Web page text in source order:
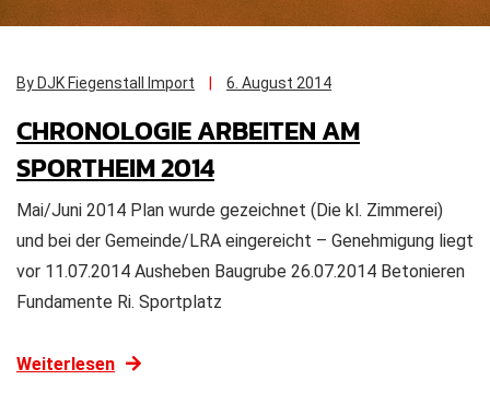
By DJK Fiegenstall Import 6. August 2014
CHRONOLOGIE ARBEITEN AM
SPORTHEIM 2014
Mai/Juni 2014 Plan wurde gezeichnet (Die kl. Zimmerei)
und bei der Gemeinde/LRA eingereicht – Genehmigung liegt
vor 11.07.2014 Ausheben Baugrube 26.07.2014 Betonieren
Fundamente Ri. Sportplatz
Weiterlesen